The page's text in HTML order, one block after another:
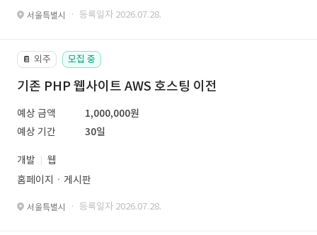
서울특별시 · 등록일자 2026.07.28.
📔 외주 모집 중
기존 PHP 웹사이트 AWS 호스팅 이전
예상 금액
1,000,000원
예상 기간
30일
개발
웹
홈페이지ㆍ게시판
서울특별시 · 등록일자 2026.07.28.